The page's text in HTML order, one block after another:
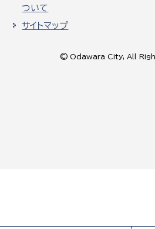
ついて
サイトマップ
© Odawara City, All